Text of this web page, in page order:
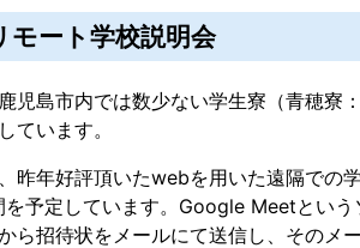
ート学校説明会
児島市内では数少ない学生寮（青穂寮
ています。
昨年好評頂いたwebを用いた遠隔での
を予定しています。Google Meetとい
ら招待状をメールにて送信し、そのメ